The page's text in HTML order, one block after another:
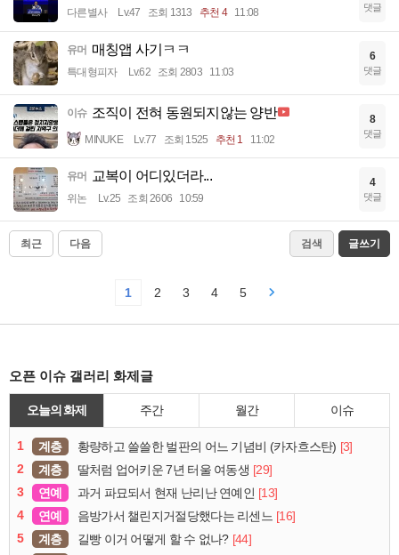
다른별사 Lv.47 조회 1313 추천 4 11:08 댓글
유머 매칭앱 사기ㅋㅋ
특대형피자 Lv.62 조회 2803 11:03
6
댓글
이슈 조직이 전혀 동원되지않는 양반
MINUKE Lv.77 조회 1525 추천 1 11:02
8
댓글
유머 교복이 어디있더라...
위논 Lv.25 조회 2606 10:59
4
댓글
최근 다음 검색 글쓰기
1 2 3 4 5
오픈 이슈 갤러리 화제글
오늘의 화제 주간 월간 이슈
1 계층 황량하고 쓸쓸한 벌판의 어느 기념비 (카자흐스탄) [3]
2
계층 딸처럼 업어키운 7년 터울 여동생 [29]
3
연예 과거 파묘되서 현재 난리난 연예인 [13]
4
연예 음방가서 챌린지거절당했다는 리센느 [16]
5
계층 길빵 이거 어떻게 할 수 없나? [44]